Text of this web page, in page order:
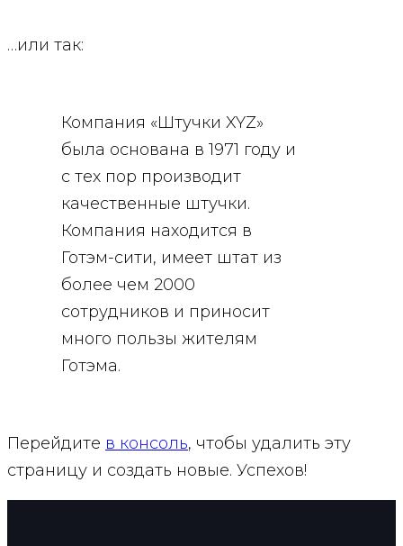
…или так:
Компания «Штучки XYZ»
была основана в 1971 году и
с тех пор производит
качественные штучки.
Компания находится в
Готэм-сити, имеет штат из
более чем 2000
сотрудников и приносит
много пользы жителям
Готэма.
Перейдите в консоль, чтобы удалить эту
страницу и создать новые. Успехов!